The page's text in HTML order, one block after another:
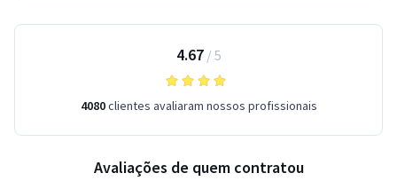
4.67/ 5
4080clientes avaliaram nossos profissionais
Avaliações de quem contratou